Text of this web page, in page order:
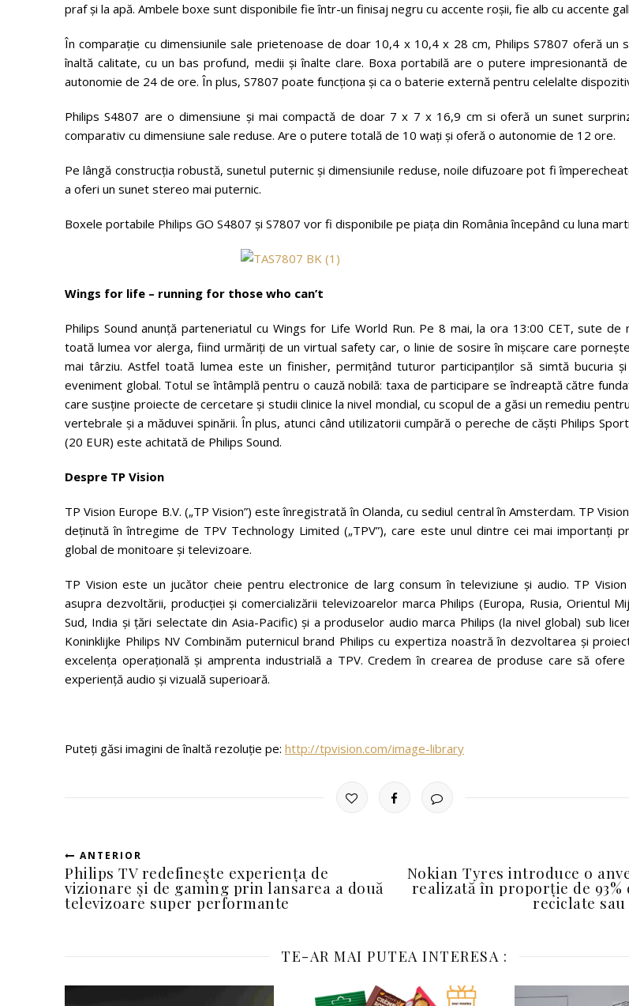
praf și la apă. Ambele boxe sunt disponibile fie într-un finisaj negru cu accente roșii, fie alb cu accente
În comparație cu dimensiunile sale prietenoase de doar 10,4 x 10,4 x 28 cm, Philips S7807 oferă un
înaltă calitate, cu un bas profund, medii și înalte clare. Boxa portabilă are o putere impresionantă
autonomie de 24 de ore. În plus, S7807 poate funcționa și ca o baterie externă pentru celelalte
Philips S4807 are o dimensiune și mai compactă de doar 7 x 7 x 16,9 cm si oferă un sunet
comparativ cu dimensiune sale reduse. Are o putere totală de 10 wați și oferă o autonomie de 12 ore.
Pe lângă construcția robustă, sunetul puternic și dimensiunile reduse, noile difuzoare pot fi
a oferi un sunet stereo mai puternic.
Boxele portabile Philips GO S4807 și S7807 vor fi disponibile pe piața din România începând cu luna
Wings for life – running for those who can’t
Philips Sound anunță parteneriatul cu Wings for Life World Run. Pe 8 mai, la ora 13:00 CET, sute de
toată lumea vor alerga, fiind urmăriți de un virtual safety car, o linie de sosire în mișcare care
mai târziu. Astfel toată lumea este un finisher, permițând tuturor participanților să simtă bucuria și
eveniment global. Totul se întâmplă pentru o cauză nobilă: taxa de participare se îndreaptă către
care susține proiecte de cercetare și studii clinice la nivel mondial, cu scopul de a găsi un remediu
vertebrale și a măduvei spinării. În plus, atunci când utilizatorii cumpără o pereche de căști Philips
(20 EUR) este achitată de Philips Sound.
Despre TP Vision
TP Vision Europe B.V. („TP Vision”) este înregistrată în Olanda, cu sediul central în Amsterdam. TP
deținută în întregime de TPV Technology Limited („TPV”), care este unul dintre cei mai importanți
global de monitoare și televizoare.
TP Vision este un jucător cheie pentru electronice de larg consum în televiziune și audio. TP
asupra dezvoltării, producției și comercializării televizoarelor marca Philips (Europa, Rusia, Orientul
Sud, India și țări selectate din Asia-Pacific) și a produselor audio marca Philips (la nivel global) sub
Koninklijke Philips NV Combinăm puternicul brand Philips cu expertiza noastră în dezvoltarea și
excelența operațională și amprenta industrială a TPV. Credem în crearea de produse care să
experiență audio și vizuală superioară.
Puteți găsi imagini de înaltă rezoluție pe: http://tpvision.com/image-library
ANTERIOR
Philips TV redefinește experiența de
vizionare și de gaming prin lansarea a două
televizoare super performante
Nokian Tyres introduce o
realizată în proporție de
reciclate
TE-AR MAI PUTEA INTERESA :